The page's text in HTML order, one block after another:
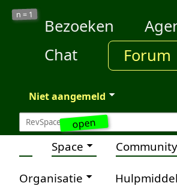
open
n = 1
Bezoeken
Chat
Forum
Niet aangemeld
Space Community
Organisatie